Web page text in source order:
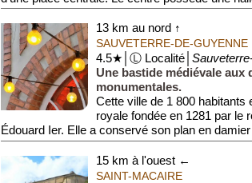
13 km au nord ↑
SAUVETERRE-DE-GUYENNE
4.5★│Ⓛ Localité│
Une bastide médiévale aux
monumentales.
Cette ville de 1 800 habitants
royale fondée en 1281 par le
Édouard Ier. Elle a conservé son plan en damier
15 km à l'ouest ←
SAINT-MACAIRE